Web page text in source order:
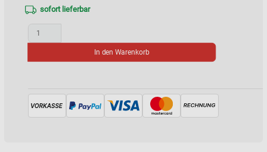
sofort lieferbar
In den Warenkorb